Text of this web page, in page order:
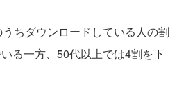
ちダウンロードしている人の割
る一方、50代以上では4割を下